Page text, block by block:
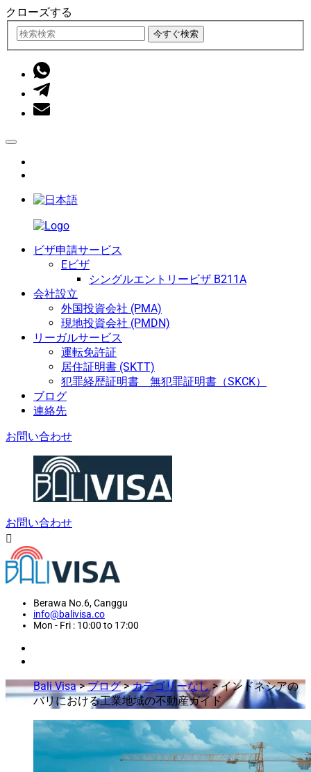
クローズする
今すぐ検索
ビザ申請サービス
Eビザ
シングルエントリービザ B211A
会社設立
外国投資会社 (PMA)
現地投資会社 (PMDN)
リーガルサービス
運転免許証
居住証明書 (SKTT)
犯罪経歴証明書 無犯罪証明書（SKCK）
ブログ
連絡先
お問い合わせ
お問い合わせ
Berawa No.6, Canggu
info@balivisa.co
Mon - Fri : 10:00 to 17:00
Bali Visa>ブログ>カテゴリーなし>インドネシアの
バリにおける工業地域の不動産ガイド